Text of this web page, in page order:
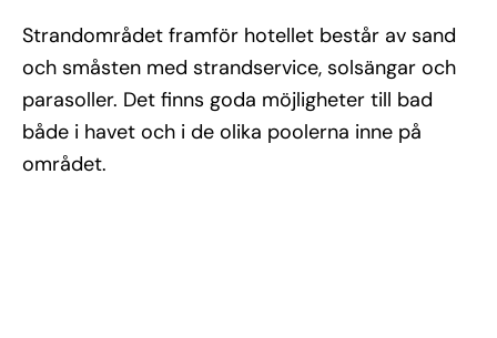
Strandområdet framför hotellet består av sand
och småsten med strandservice, solsängar och
parasoller. Det finns goda möjligheter till bad
både i havet och i de olika poolerna inne på
området.